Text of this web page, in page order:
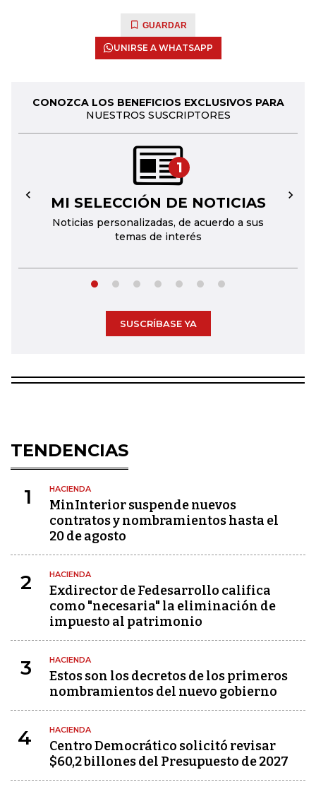
GUARDAR
UNIRSE A WHATSAPP
CONOZCA LOS BENEFICIOS EXCLUSIVOS PARA
NUESTROS SUSCRIPTORES
1
MI SELECCIÓN DE NOTICIAS
Noticias personalizadas, de acuerdo a sus
temas de interés
← →
SUSCRÍBASE YA
TENDENCIAS
1 HACIENDA
MinInterior suspende nuevos
contratos y nombramientos hasta el
20 de agosto
2 HACIENDA
Exdirector de Fedesarrollo califica
como "necesaria" la eliminación de
impuesto al patrimonio
3 HACIENDA
Estos son los decretos de los primeros
nombramientos del nuevo gobierno
4 HACIENDA
Centro Democrático solicitó revisar
$60,2 billones del Presupuesto de 2027